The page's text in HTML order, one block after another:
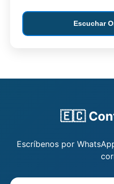
Escuchar
🇪🇨
Escríbenos por